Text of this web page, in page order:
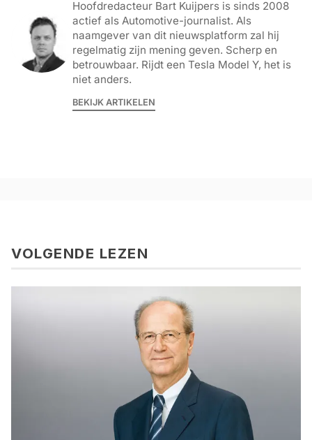
Hoofdredacteur Bart Kuijpers is sinds 2008
actief als Automotive-journalist. Als
naamgever van dit nieuwsplatform zal hij
regelmatig zijn mening geven. Scherp en
betrouwbaar. Rijdt een Tesla Model Y, het is
niet anders.
BEKIJK ARTIKELEN
VOLGENDE LEZEN